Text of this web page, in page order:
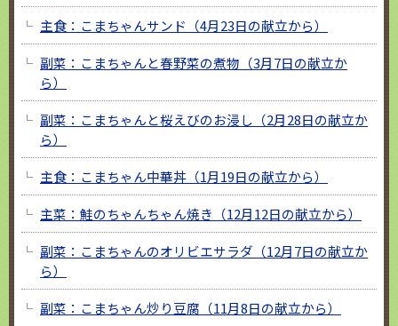
主食：こまちゃんサンド（4月23日の献立から）
副菜：こまちゃんと春野菜の煮物（3月7日の献立か
ら）
副菜：こまちゃんと桜えびのお浸し（2月28日の献立か
ら）
主食：こまちゃん中華丼（1月19日の献立から）
主菜：鮭のちゃんちゃん焼き（12月12日の献立から）
副菜：こまちゃんのオリビエサラダ（12月7日の献立か
ら）
副菜：こまちゃん炒り豆腐（11月8日の献立から）